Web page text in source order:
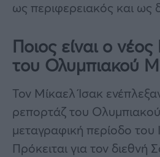
ως περιφερειακός και ως
Ποιος είναι ο
του Ολυμπιακού
Τον Μίκαελ Ίσακ
ρεπορτάζ του Ολυμπιακού
μεταγραφική περίοδο του
Πρόκειται για τον διεθνή